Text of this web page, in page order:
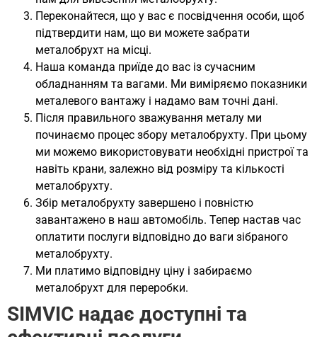
Переконайтеся, що у вас є посвідчення особи, щоб
підтвердити нам, що ви можете забрати
металобрухт на місці.
Наша команда приїде до вас із сучасним
обладнанням та вагами. Ми виміряємо показники
металевого вантажу і надамо вам точні дані.
Після правильного зважування металу ми
починаємо процес збору металобрухту. При цьому
ми можемо використовувати необхідні пристрої та
навіть крани, залежно від розміру та кількості
металобрухту.
Збір металобрухту завершено і повністю
завантажено в наш автомобіль. Тепер настав час
оплатити послуги відповідно до ваги зібраного
металобрухту.
Ми платимо відповідну ціну і забираємо
металобрухт для переробки.
SIMVIC надає доступні та